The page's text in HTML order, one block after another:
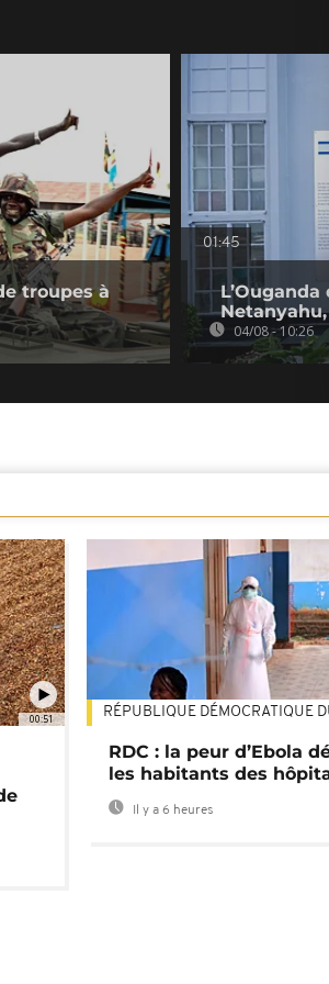
troupes à
01:45
Netanyahu,
04/08 - 10:26
00:51 RÉPUBLIQUE DÉMOCRATIQUE
RDC : la peur d’Ebola
les habitants des
Il y a 6 heures